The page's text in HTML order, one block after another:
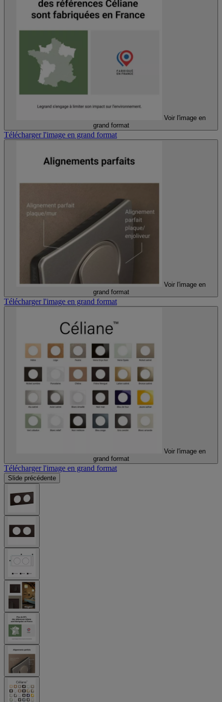
Voir l'image en
grand format
Télécharger l'image en grand format
Voir l'image en
grand format
Télécharger l'image en grand format
Voir l'image en
grand format
Télécharger l'image en grand format
Slide précédente